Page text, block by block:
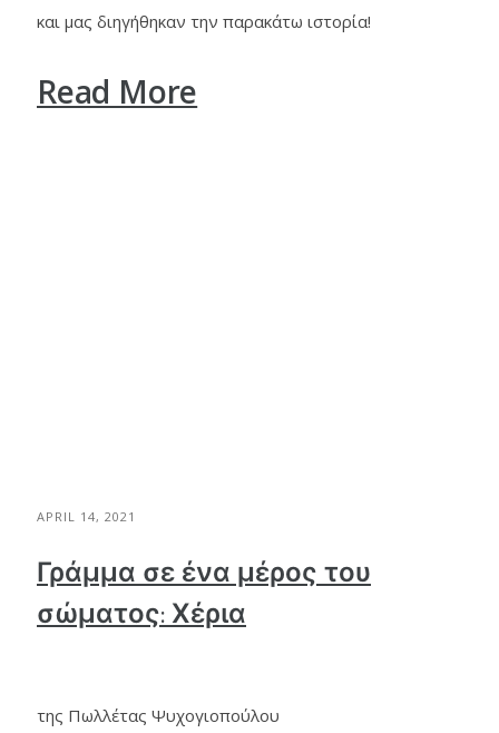
και μας διηγήθηκαν την παρακάτω ιστορία!
Read More
APRIL 14, 2021
Γράμμα σε ένα μέρος του
σώματος: Χέρια
της Πωλλέτας Ψυχογιοπούλου